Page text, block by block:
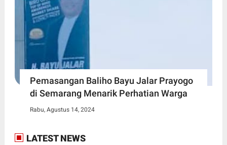
Pemasangan Baliho Bayu Jalar Prayogo
di Semarang Menarik Perhatian Warga
Rabu, Agustus 14, 2024
LATEST NEWS